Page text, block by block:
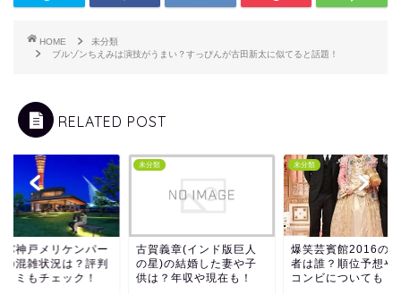
HOME
未分類
ブルゾンちえみは演技がうまい？すっぴんが古田新太に似てると話題！
RELATED POST
バ神戸メリケンパー
の混雑状況は？評判
コミもチェック！
未分類
古賀義章(インド版巨人
の星)の結婚した妻や子
供は？年収や現在も！
未分類
爆笑芸賓館2016の
者は誰？順位予想や
コンビについても！